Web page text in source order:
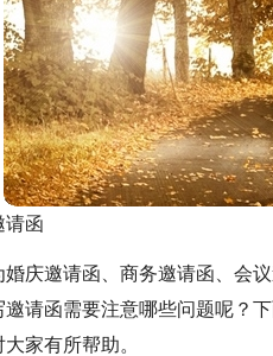
请函
婚庆邀请函、商务邀请函、会
请函需要注意哪些问题呢？
家有所帮助。